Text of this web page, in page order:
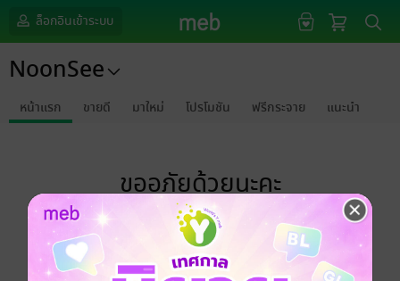
ล็อกอินเข้าระบบ
NoonSee
หน้าแรก ขายดี มาใหม่ โปรโมชัน ฟรีกระจาย แนะนำ
ขออภัยด้วยนะคะ
ไม่พบข้อมูลในหัวข้อที่คุณกำลังชมค่ะ